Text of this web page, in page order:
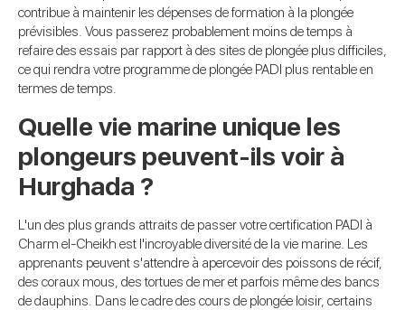
contribue à maintenir les dépenses de formation à la plongée
prévisibles. Vous passerez probablement moins de temps à
refaire des essais par rapport à des sites de plongée plus difficiles,
ce qui rendra votre programme de plongée PADI plus rentable en
termes de temps.
Quelle vie marine unique les
plongeurs peuvent-ils voir à
Hurghada ?
L'un des plus grands attraits de passer votre certification PADI à
Charm el-Cheikh est l'incroyable diversité de la vie marine. Les
apprenants peuvent s'attendre à apercevoir des poissons de récif,
des coraux mous, des tortues de mer et parfois même des bancs
de dauphins. Dans le cadre des cours de plongée loisir, certains